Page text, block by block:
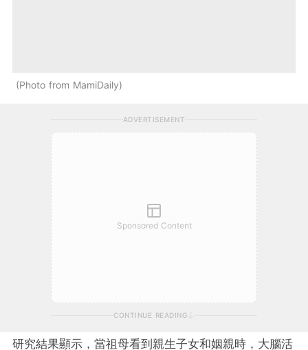
Photo from MamiDaily
ADVERTISEMENT
Sponsored Content
CONTINUE READING
研究結果顯示，當祖母看到親生子女和姻親時，大腦活